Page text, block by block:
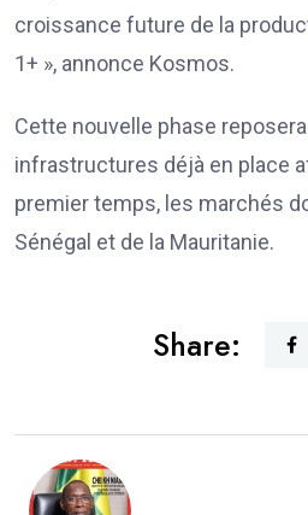
croissance future de la
1+ », annonce Kosmos.
Cette nouvelle phase
infrastructures déjà en place
premier temps, les marchés
Sénégal et de la Mauritanie.
Share: